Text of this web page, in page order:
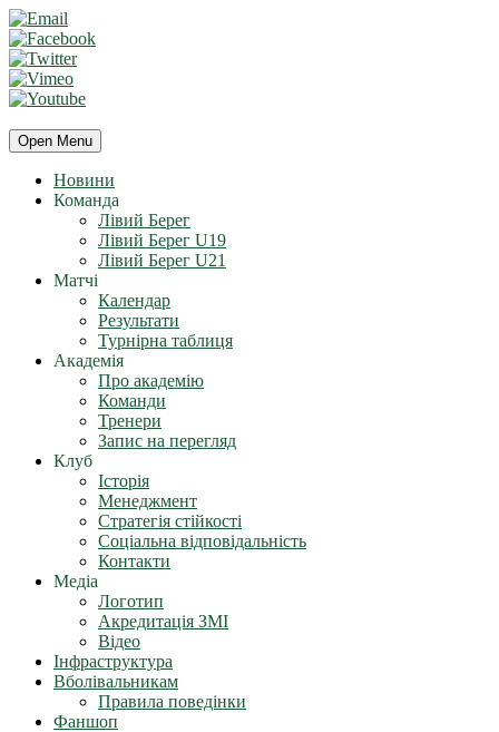
Open Menu
Новини
Команда
Лівий Берег
Лівий Берег U19
Лівий Берег U21
Матчі
Календар
Результати
Турнірна таблиця
Академія
Про академію
Команди
Тренери
Запис на перегляд
Клуб
Історія
Менеджмент
Стратегія стійкості
Соціальна відповідальність
Контакти
Медіа
Логотип
Акредитація ЗМІ
Відео
Інфраструктура
Вболівальникам
Правила поведінки
Фаншоп